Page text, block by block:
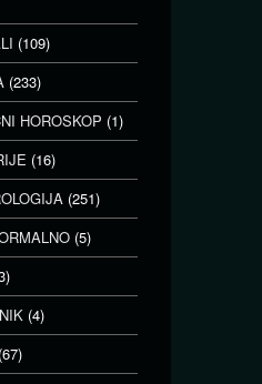
(109)
(233)
HOROSKOP (1)
(16)
(251)
(5)
(4)
(67)